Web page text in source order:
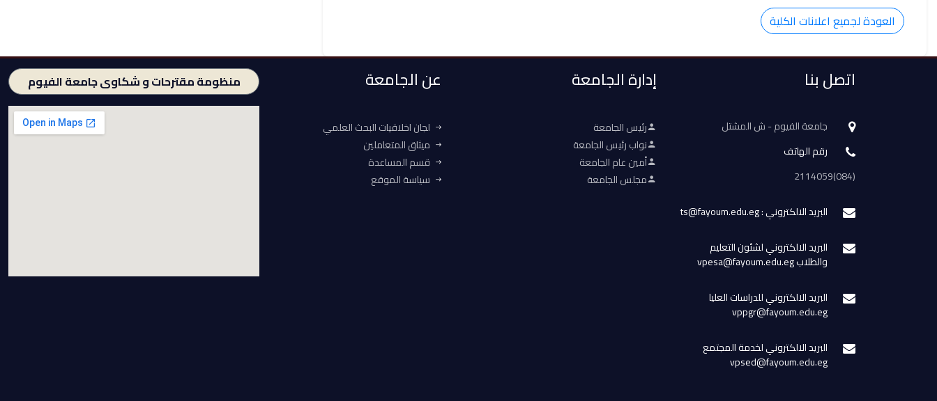
العودة لجميع اعلانات الكلية
اتصل بنا
جامعة الفيوم - ش المشتل
رقم الهاتف
(084)2114059
البريد الالكتروني : ts@fayoum.edu.eg
البريد الالكتروني لشئون التعليم
والطلاب vpesa@fayoum.edu.eg
البريد الالكتروني للدراسات العليا
vppgr@fayoum.edu.eg
البريد الالكتروني لخدمة المجتمع
vpsed@fayoum.edu.eg
إدارة الجامعة
رئيس الجامعة
نواب رئيس الجامعة
أمين عام الجامعة
مجلس الجامعة
عن الجامعة
لجان اخلاقيات البحث العلمي
ميثاق المتعاملين
قسم المساعدة
سياسة الموقع
منظومة مقترحات و شكاوى جامعة الفيوم